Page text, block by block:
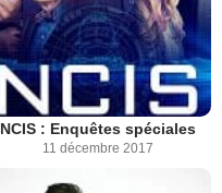
NCIS : Enquêtes spéciales
11 décembre 2017